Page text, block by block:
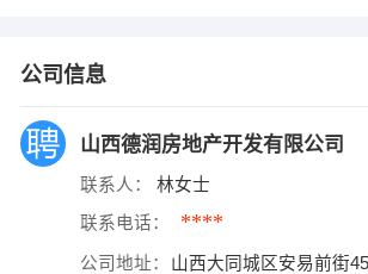
公司信息
山西德润房地产开发有限公司
联系人： 林女士
联系电话： ****
公司地址： 山西大同城区安易前街